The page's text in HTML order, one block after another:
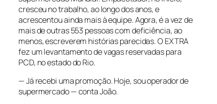
cresceu no trabalho, ao longo dos anos, e
acrescentou ainda mais à equipe. Agora, é a vez de
mais de outras 553 pessoas com deficiência, ao
menos, escreverem histórias parecidas. O EXTRA
fez um levantamento de vagas reservadas para
PCD, no estado do Rio.
— Já recebi uma promoção. Hoje, sou operador de
supermercado — conta João.